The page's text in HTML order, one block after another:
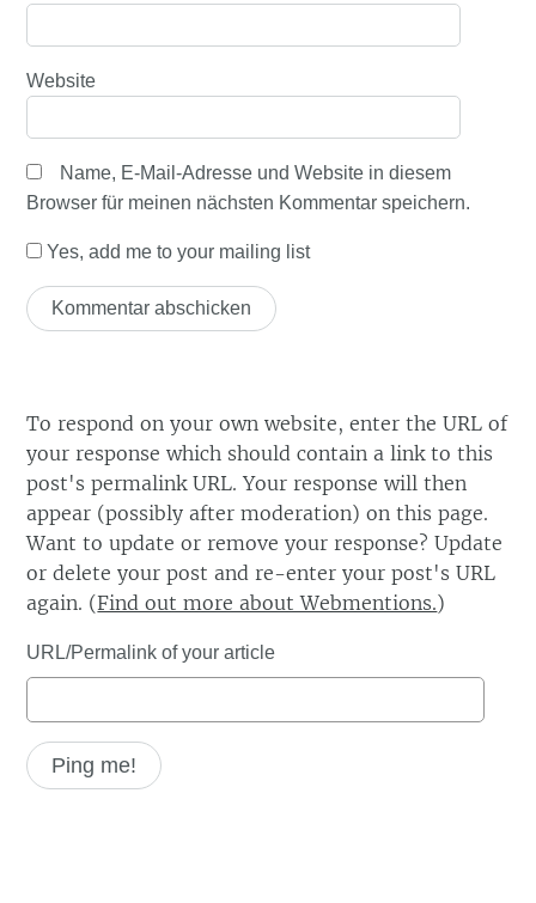
Website
Name, E-Mail-Adresse und Website in diesem
Browser für meinen nächsten Kommentar speichern.
Yes, add me to your mailing list
To respond on your own website, enter the URL of
your response which should contain a link to this
post's permalink URL. Your response will then
appear (possibly after moderation) on this page.
Want to update or remove your response? Update
or delete your post and re-enter your post's URL
again. (Find out more about Webmentions.)
URL/Permalink of your article